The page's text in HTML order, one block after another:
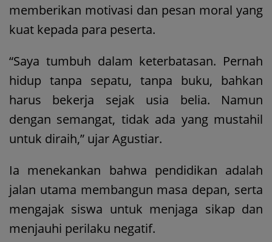
memberikan motivasi dan pesan moral yang
kuat kepada para peserta.
“Saya tumbuh dalam keterbatasan. Pernah
hidup tanpa sepatu, tanpa buku, bahkan
harus bekerja sejak usia belia. Namun
dengan semangat, tidak ada yang mustahil
untuk diraih,” ujar Agustiar.
Ia menekankan bahwa pendidikan adalah
jalan utama membangun masa depan, serta
mengajak siswa untuk menjaga sikap dan
menjauhi perilaku negatif.